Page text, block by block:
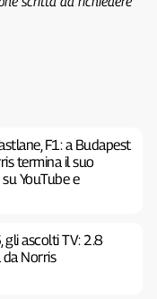
F1: a Budapest
termina il suo
YouTube e
gli ascolti TV: 2.8
da Norris